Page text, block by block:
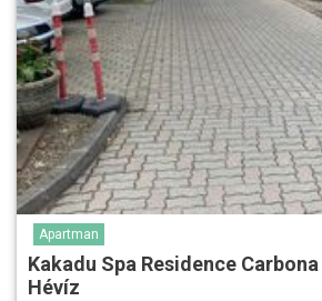
Apartman
Kakadu Spa Residence
Hévíz